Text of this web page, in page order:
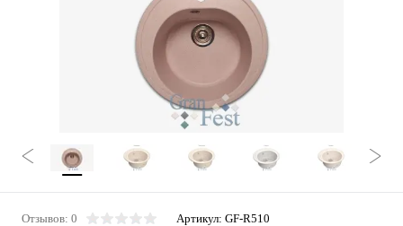
Отзывов: 0 Артикул: GF-R510